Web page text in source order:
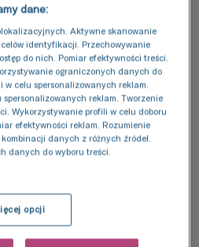
- jakie
ocenia?
z najbardziej
Światowej Organizacji
WHO („Laboratory manual
dane:
Aktywne skanowanie
identyfikacji. Przechowywanie
do nich. Pomiar efektywności treści.
ograniczonych danych do
w celu spersonalizowanych reklam.
reklam. Tworzenie
Wykorzystywanie profili w celu doboru
efektywności reklam. Rozumienie
danych z różnych źródeł.
danych do wyboru treści.
opcji